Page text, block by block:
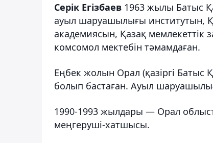
Серік Егізбаев 1963 жылы Батыс
ауыл шаруашылығы институтын,
академиясын, Қазақ
комсомол мектебін тәмамдаған.
Еңбек жолын Орал (қазіргі
болып бастаған. Ауыл
1990-1993 жылдары — Орал
меңгеруші-хатшысы.